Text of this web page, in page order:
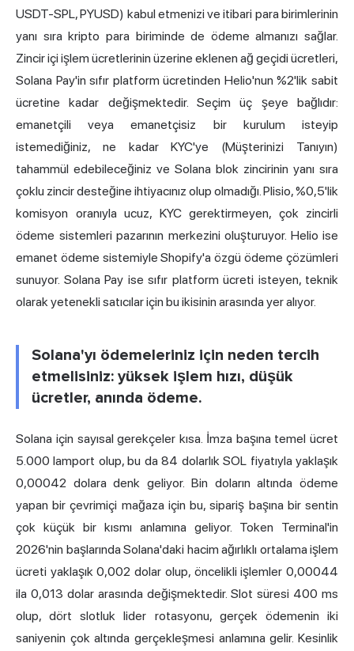
USDT-SPL, PYUSD) kabul etmenizi ve itibari para birimlerinin
yanı sıra kripto para biriminde de ödeme almanızı sağlar.
Zincir içi işlem ücretlerinin üzerine eklenen ağ geçidi ücretleri,
Solana Pay'in sıfır platform ücretinden Helio'nun %2'lik sabit
ücretine kadar değişmektedir. Seçim üç şeye bağlıdır:
emanetçili veya emanetçisiz bir kurulum isteyip
istemediğiniz, ne kadar KYC'ye (Müşterinizi Tanıyın)
tahammül edebileceğiniz ve Solana blok zincirinin yanı sıra
çoklu zincir desteğine ihtiyacınız olup olmadığı. Plisio, %0,5'lik
komisyon oranıyla ucuz, KYC gerektirmeyen, çok zincirli
ödeme sistemleri pazarının merkezini oluşturuyor. Helio ise
emanet ödeme sistemiyle Shopify'a özgü ödeme çözümleri
sunuyor. Solana Pay ise sıfır platform ücreti isteyen, teknik
olarak yetenekli satıcılar için bu ikisinin arasında yer alıyor.
Solana'yı ödemeleriniz için neden tercih
etmelisiniz: yüksek işlem hızı, düşük
ücretler, anında ödeme.
Solana için sayısal gerekçeler kısa. İmza başına temel ücret
5.000 lamport olup, bu da 84 dolarlık SOL fiyatıyla yaklaşık
0,00042 dolara denk geliyor. Bin doların altında ödeme
yapan bir çevrimiçi mağaza için bu, sipariş başına bir sentin
çok küçük bir kısmı anlamına geliyor. Token Terminal'in
2026'nin başlarında Solana'daki hacim ağırlıklı ortalama işlem
ücreti yaklaşık 0,002 dolar olup, öncelikli işlemler 0,00044
ila 0,013 dolar arasında değişmektedir. Slot süresi 400 ms
olup, dört slotluk lider rotasyonu, gerçek ödemenin iki
saniyenin çok altında gerçekleşmesi anlamına gelir. Kesinlik